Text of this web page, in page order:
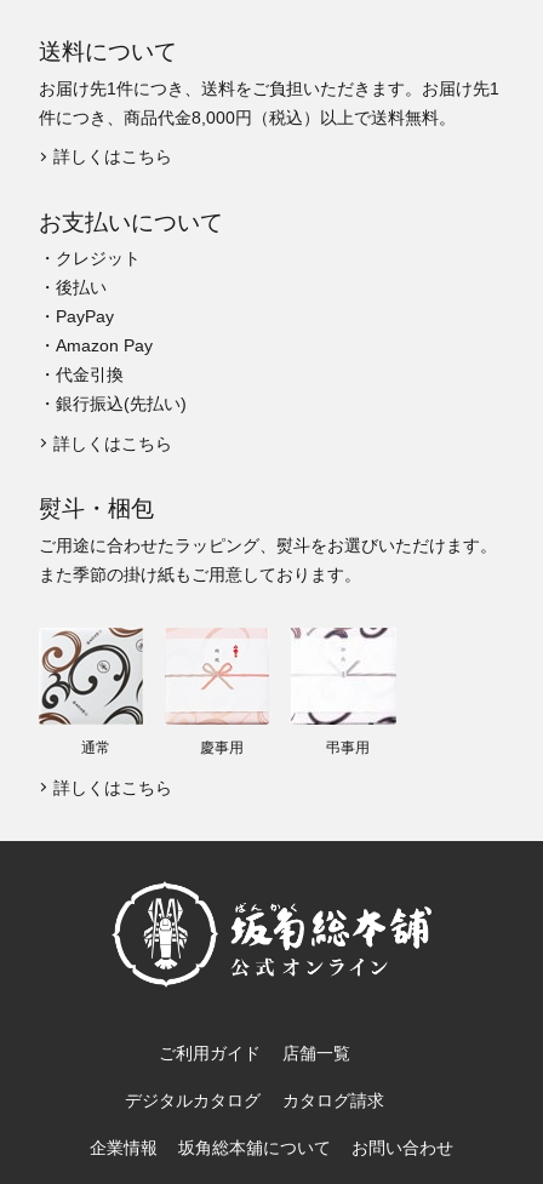
送料について
お届け先1件につき、送料をご負担いただきます。お届け先1
件につき、商品代金8,000円（税込）以上で送料無料。
詳しくはこちら
お支払いについて
・クレジット
・後払い
・PayPay
・Amazon Pay
・代金引換
・銀行振込(先払い)
詳しくはこちら
熨斗・梱包
ご用途に合わせたラッピング、熨斗をお選びいただけます。
また季節の掛け紙もご用意しております。
通常 慶事用 弔事用
詳しくはこちら
ご利用ガイド 店舗一覧
デジタルカタログ カタログ請求
企業情報 坂角総本舖について お問い合わせ